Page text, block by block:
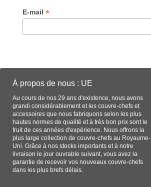
E-mail *
À propos de nous : UE
Au cours de nos 29 ans d'existence, nous avons
grandi considérablement et les couvre-chefs et
accessoires que nous fabriquons selon les plus
hautes normes de qualité et à très bon prix sont le
fruit de ces années d'expérience. Nous offrons la
plus large collection de couvre-chefs au Royaume-
Uni. Grâce à nos stocks importants et à notre
livraison le jour ouvrable suivant, vous avez la
garantie de recevoir vos nouveaux couvre-chefs
dans les plus brefs délais.